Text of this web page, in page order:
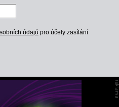
údajů pro účely zasílání